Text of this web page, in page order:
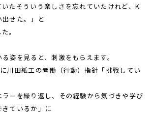
たそういう楽しさを忘れていたけれど、K
せた。」と
。
姿を見ると、刺激をもらえます。
川田紙工の考働（行動）指針「挑戦してい
ーを繰り返し、その経験から気づきや学び
ているか」に